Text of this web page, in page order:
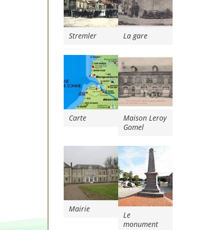
Stremler La gare
Carte
Maison Leroy
Gomel
Mairie
Le
monument